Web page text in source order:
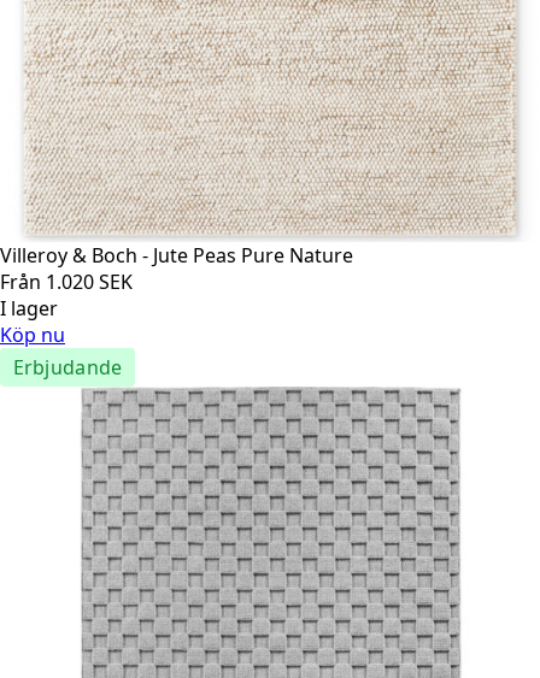
Villeroy & Boch - Jute Peas Pure Nature
Från 1.020SEK
I lager
Köp nu
Erbjudande